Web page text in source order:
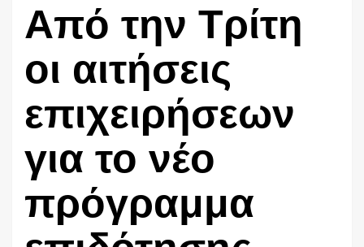
Από την Τρίτη
οι αιτήσεις
επιχειρήσεων
για το νέο
πρόγραμμα